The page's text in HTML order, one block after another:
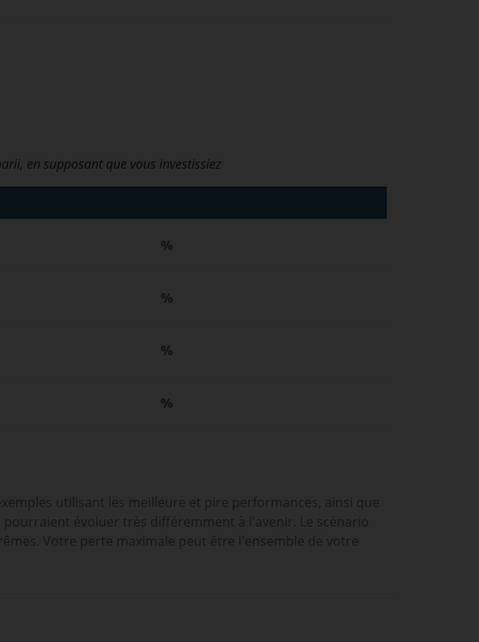
en supposant que vous investissiez
%
%
%
%
utilisant les meilleure et pire performances, ainsi que
évoluer très différemment à l'avenir. Le scénario
Votre perte maximale peut être l'ensemble de votre